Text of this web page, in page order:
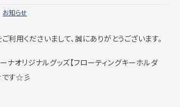
会社概要
お知らせ
利用くださいまして、誠にありがとうございます。
ナオリジナルグッズ【フローティングキーホルダ
です☆彡